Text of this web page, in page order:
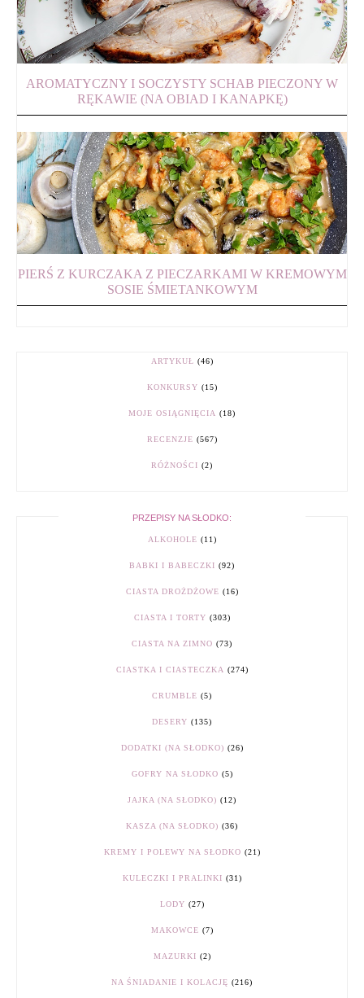
AROMATYCZNY I SOCZYSTY SCHAB PIECZONY W
RĘKAWIE (NA OBIAD I KANAPKĘ)
PIERŚ Z KURCZAKA Z PIECZARKAMI W KREMOWYM
SOSIE ŚMIETANKOWYM
ARTYKUŁ (46)
KONKURSY (15)
MOJE OSIĄGNIĘCIA (18)
RECENZJE (567)
RÓŻNOŚCI (2)
PRZEPISY NA SŁODKO:
ALKOHOLE (11)
BABKI I BABECZKI (92)
CIASTA DROŻDŻOWE (16)
CIASTA I TORTY (303)
CIASTA NA ZIMNO (73)
CIASTKA I CIASTECZKA (274)
CRUMBLE (5)
DESERY (135)
DODATKI (NA SŁODKO) (26)
GOFRY NA SŁODKO (5)
JAJKA (NA SŁODKO) (12)
KASZA (NA SŁODKO) (36)
KREMY I POLEWY NA SŁODKO (21)
KULECZKI I PRALINKI (31)
LODY (27)
MAKOWCE (7)
MAZURKI (2)
NA ŚNIADANIE I KOLACJĘ (216)